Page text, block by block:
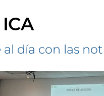
al día con las